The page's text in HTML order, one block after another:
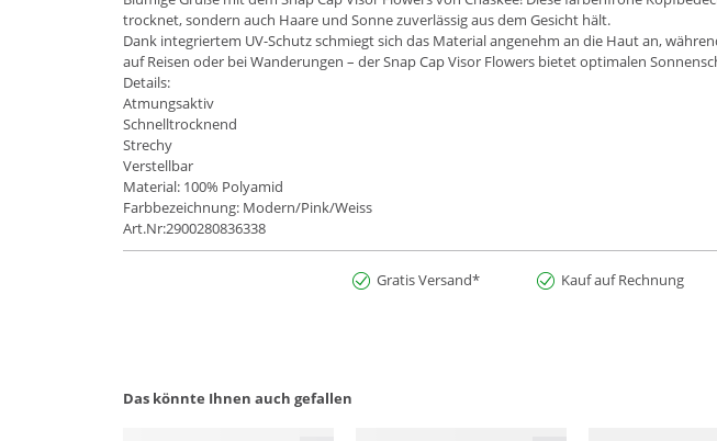
trocknet, sondern auch Haare und Sonne zuverlässig aus dem Gesicht hält.
Dank integriertem UV-Schutz schmiegt sich das Material angenehm an die Haut an,
auf Reisen oder bei Wanderungen – der Snap Cap Visor Flowers bietet optimalen
Details:
Atmungsaktiv
Schnelltrocknend
Strechy
Verstellbar
Material: 100% Polyamid
Farbbezeichnung: Modern/Pink/Weiss
Art.Nr:2900280836338
Gratis Versand* Kauf auf Rechnung
Das könnte Ihnen auch gefallen